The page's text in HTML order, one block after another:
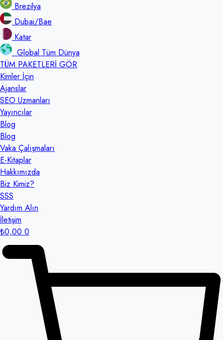
Brezilya
Dubai/Bae
Katar
Global Tüm Dünya
TÜM PAKETLERİ GÖR
Kimler İçin
Ajanslar
SEO Uzmanları
Yayıncılar
Blog
Blog
Vaka Çalışmaları
E-Kitaplar
Hakkımızda
Biz Kimiz?
SSS
Yardım Alın
İletişim
₺0,00 0